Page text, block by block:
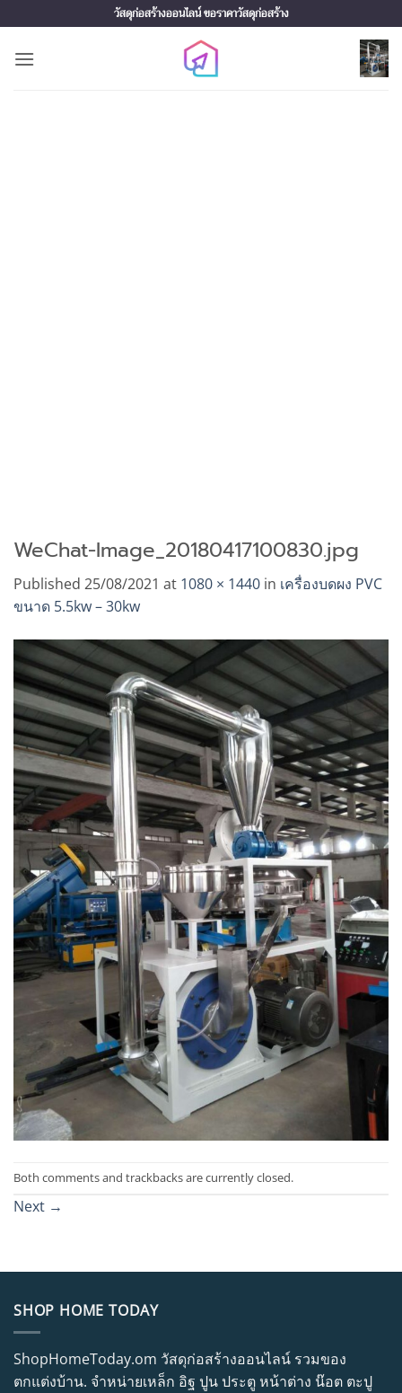
to
content
วัสดุก่อสร้างออนไลน์ ขอราคาวัสดุก่อสร้าง
WeChat-Image_20180417100830.jpg
Published 25/08/2021 at 1080 × 1440 in เครื่องบดผง PVC
ขนาด 5.5kw – 30kw
Both comments and trackbacks are currently closed.
Next →
SHOP HOME TODAY
ShopHomeToday.om วัสดุก่อสร้างออนไลน์ รวมของ
ตกแต่งบ้าน. จำหน่ายเหล็ก อิฐ ปูน ประตู หน้าต่าง น๊อต ตะปู